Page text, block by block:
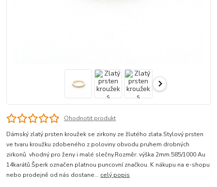
Ohodnotit produkt
Dámský zlatý prsten kroužek se zirkony ze žlutého zlata.Stylový prsten
ve tvaru kroužku zdobeného z poloviny obvodu pruhem drobných
zirkonů vhodný pro ženy i malé slečny.Rozměr: výška 2mm.585/1000 Au
14karátů.Šperk označen platnou puncovní značkou. K nákupu na e-shopu
nebo prodejně od nás dostane... celý popis